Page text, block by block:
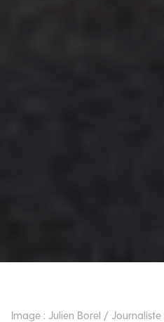
Image : Julien Borel / Journaliste